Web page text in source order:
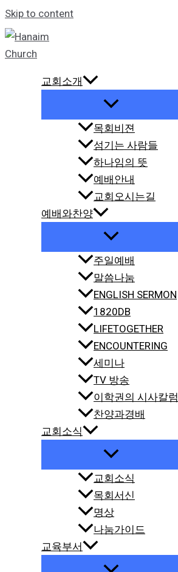
Skip to content
교회소개
목회비젼
섬기는 사람들
하나임의 뜻
예배안내
교회오시는길
예배와찬양
주일예배
말씀나눔
ENGLISH SERMON
1820DB
LIFETOGETHER
ENCOUNTERING
세미나
TV 방송
이학권의 시사칼럼
찬양과경배
교회소식
교회소식
목회서신
명상
나눔가이드
교육부서